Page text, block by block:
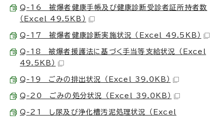
Q-16 被爆者健康手帳及び健康診断受診者証所持者数
（Excel 49.5KB）
Q-17 被爆者健康診断実施状況 （Excel 49.5KB）
Q-18 被爆者援護法に基づく手当等支給状況 （Excel
49.5KB）
Q-19 ごみの排出状況 （Excel 39.0KB）
Q-20 ごみの処分状況 （Excel 39.0KB）
Q-21 し尿及び浄化槽汚泥処理状況 （Excel